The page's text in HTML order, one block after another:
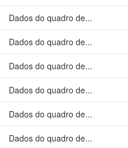
Dados do quadro de...
Dados do quadro de...
Dados do quadro de...
Dados do quadro de...
Dados do quadro de...
Dados do quadro de...